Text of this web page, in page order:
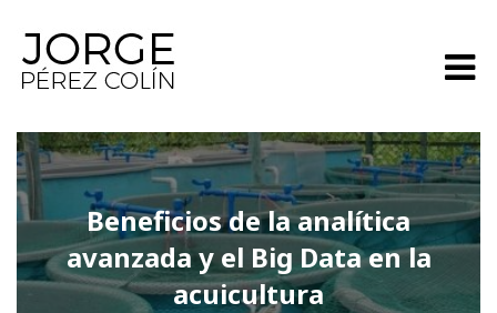
Beneficios de la analítica
avanzada y el Big Data en la
acuicultura